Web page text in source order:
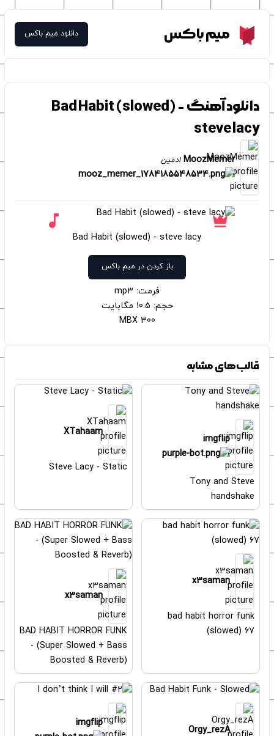
Meme Boxمیم باکس دانلود میم باکس
دانلود آهنگ Bad Habit (slowed) -
steve lacy
MoozMemer ادمین
Bad Habit (slowed) - steve lacy
باز کردن در میم باکس
فرمت: mp3
حجم: 10.5 مگابایت
300 MBX
قالب‌های مشابه
imgflip
Tony and Steve
handshake
XTahaam
Steve Lacy - Static
x3saman
bad habit horror funk
(slowed) 67
x3saman
BAD HABIT HORROR FUNK
- (Super Slowed + Bass
Boosted & Reverb)
Orgy_rezA
imgflip